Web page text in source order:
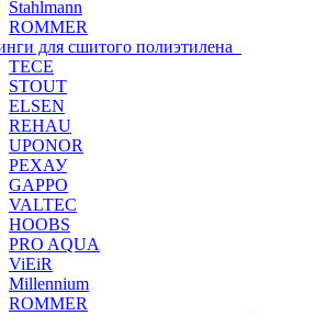
Stahlmann
ROMMER
для сшитого полиэтилена
TECE
STOUT
ELSEN
REHAU
UPONOR
РЕХАУ
GAPPO
VALTEC
HOOBS
PRO AQUA
ViEiR
Millennium
ROMMER